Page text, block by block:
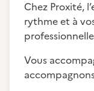
Chez Proxité,
rythme et à
Vous